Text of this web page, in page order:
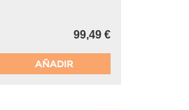
99,49 €
AÑADIR